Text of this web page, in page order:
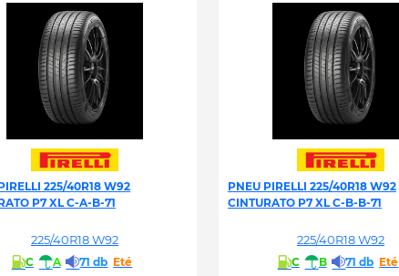
225/40R18 W92
P7 XL C-A-B-71
225/40R18 W92
C A 71 db Eté
PNEU PIRELLI 225/40R18 W92
CINTURATO P7 XL C-B-B-71
225/40R18 W92
C B 71 db Eté